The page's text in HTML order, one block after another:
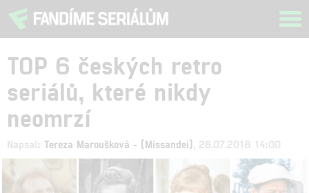
TOP 6 českých retro
seriálů, které nikdy
neomrzí
Napsal: Tereza Maroušková - (Missandei) , 26.07.2018 14:00